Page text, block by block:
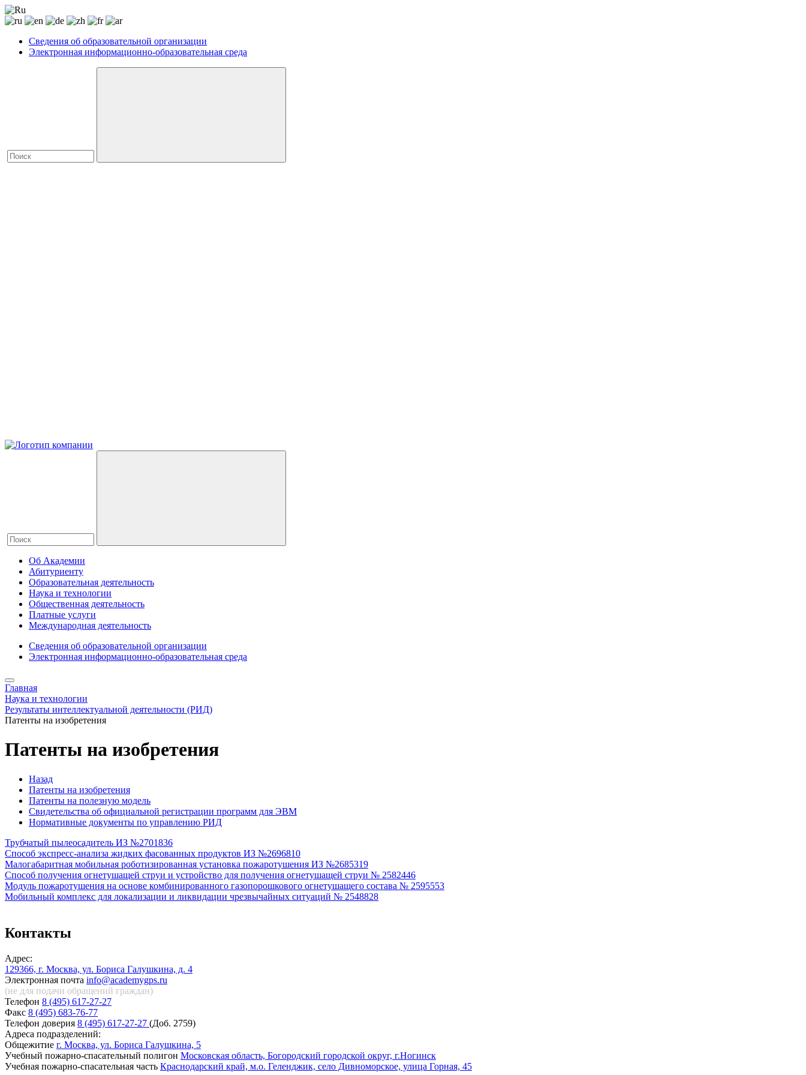
Сведения об образовательной организации
Электронная информационно-образовательная среда
Об Академии
Абитуриенту
Образовательная деятельность
Наука и технологии
Общественная деятельность
Платные услуги
Международная деятельность
Сведения об образовательной организации
Электронная информационно-образовательная среда
Главная
Наука и технологии
Результаты интеллектуальной деятельности (РИД)
Патенты на изобретения
Патенты на изобретения
Назад
Патенты на изобретения
Патенты на полезную модель
Свидетельства об официальной регистрации программ для ЭВМ
Нормативные документы по управлению РИД
Трубчатый пылеосадитель ИЗ №2701836
Способ экспресс-анализа жидких фасованных продуктов ИЗ №2696810
Малогабаритная мобильная роботизированная установка пожаротушения ИЗ №2685319
Способ получения огнетушащей струи и устройство для получения огнетушащей струи № 2582446
Модуль пожаротушения на основе комбинированного газопорошкового огнетушащего состава № 2595553
Мобильный комплекс для локализации и ликвидации чрезвычайных ситуаций № 2548828
Контакты
Адрес:
129366, г. Москва, ул. Бориса Галушкина, д. 4
Электронная почта info@academygps.ru
(не для подачи обращений граждан)
Телефон 8 (495) 617-27-27
Факс 8 (495) 683-76-77
Телефон доверия 8 (495) 617-27-27 (Доб. 2759)
Адреса подразделений:
Общежитие г. Москва, ул. Бориса Галушкина, 5
Учебный пожарно-спасательный полигон Московская область, Богородский городской округ, г.Ногинск
Учебная пожарно-спасательная часть Краснодарский край, м.о. Геленджик, село Дивноморское, улица Горная, 45